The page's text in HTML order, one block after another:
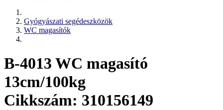
Gyógyászati segédeszközök
WC magasítók
B-4013 WC magasító
13cm/100kg
Cikkszám: 310156149